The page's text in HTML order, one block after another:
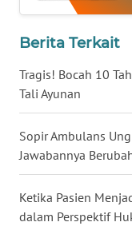
Berita Terkait
Tragis! Bocah 10
Tali Ayunan
Sopir Ambulans
Jawabannya
Ketika Pasien
dalam Perspektif
WN
SUMSEL
WN
BENGKULU
WN
LAMPUNG
WN
JATENG